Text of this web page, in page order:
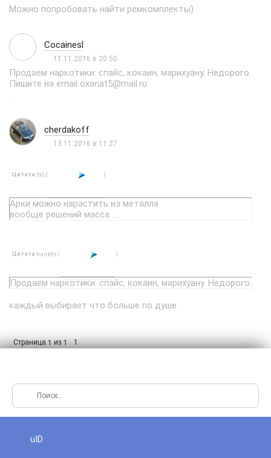
Можно попробовать найти ремкомплекты)
Cocainesl
11.11.2016 в 20:50
Продаем наркотики: спайс, кокаин, марихуану. Недорого.
Пишите на email oxanat5@mail.ru
.
cherdakoff
13.11.2016 в 11:27
Цитата SIO ( )
Арки можно нарастить из металла
вообще решений масса.....
Цитата frank96 ( )
Продаем наркотики: спайс, кокаин, марихуану. Недорого.
каждый выбирает что больше по душе
Страница1из1 1
uID